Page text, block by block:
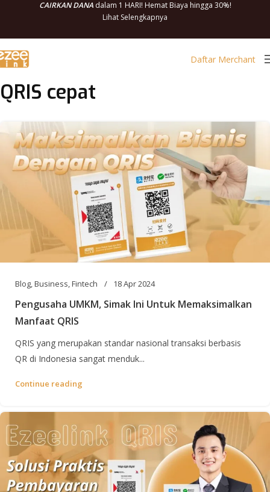
CAIRKAN DANAdalam 1 HARI! Hemat Biaya hingga 30%!
Lihat Selengkapnya
Daftar Merchant
QRIS cepat
Blog,Business,Fintech 18 Apr 2024
Pengusaha UMKM, Simak Ini Untuk Memaksimalkan
Manfaat QRIS
QRIS yang merupakan standar nasional transaksi berbasis
QR di Indonesia sangat menduk...
Continue reading